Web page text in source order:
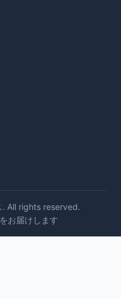
All rights reserved.
お届けします